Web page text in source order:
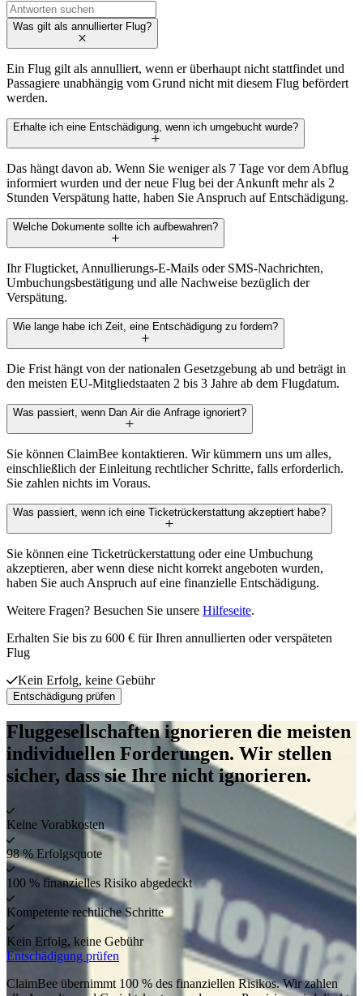
Was gilt als annullierter Flug?
Ein Flug gilt als annulliert, wenn er überhaupt nicht stattfindet und
Passagiere unabhängig vom Grund nicht mit diesem Flug befördert
werden.
Erhalte ich eine Entschädigung, wenn ich umgebucht wurde?
Das hängt davon ab. Wenn Sie weniger als 7 Tage vor dem Abflug
informiert wurden und der neue Flug bei der Ankunft mehr als 2
Stunden Verspätung hatte, haben Sie Anspruch auf Entschädigung.
Welche Dokumente sollte ich aufbewahren?
Ihr Flugticket, Annullierungs-E-Mails oder SMS-Nachrichten,
Umbuchungsbestätigung und alle Nachweise bezüglich der
Verspätung.
Wie lange habe ich Zeit, eine Entschädigung zu fordern?
Die Frist hängt von der nationalen Gesetzgebung ab und beträgt in
den meisten EU-Mitgliedstaaten 2 bis 3 Jahre ab dem Flugdatum.
Was passiert, wenn Dan Air die Anfrage ignoriert?
Sie können ClaimBee kontaktieren. Wir kümmern uns um alles,
einschließlich der Einleitung rechtlicher Schritte, falls erforderlich.
Sie zahlen nichts im Voraus.
Was passiert, wenn ich eine Ticketrückerstattung akzeptiert habe?
Sie können eine Ticketrückerstattung oder eine Umbuchung
akzeptieren, aber wenn diese nicht korrekt angeboten wurden,
haben Sie auch Anspruch auf eine finanzielle Entschädigung.
Weitere Fragen? Besuchen Sie unsere Hilfeseite.
Erhalten Sie bis zu 600 € für Ihren annullierten oder verspäteten
Flug
Kein Erfolg, keine Gebühr
Entschädigung prüfen
Fluggesellschaften ignorieren die meisten
individuellen Forderungen. Wir stellen
sicher, dass sie Ihre nicht ignorieren.
Keine Vorabkosten
98 % Erfolgsquote
100 % finanzielles Risiko abgedeckt
Kompetente rechtliche Schritte
Kein Erfolg, keine Gebühr
Entschädigung prüfen
ClaimBee übernimmt 100 % des finanziellen Risikos. Wir zahlen